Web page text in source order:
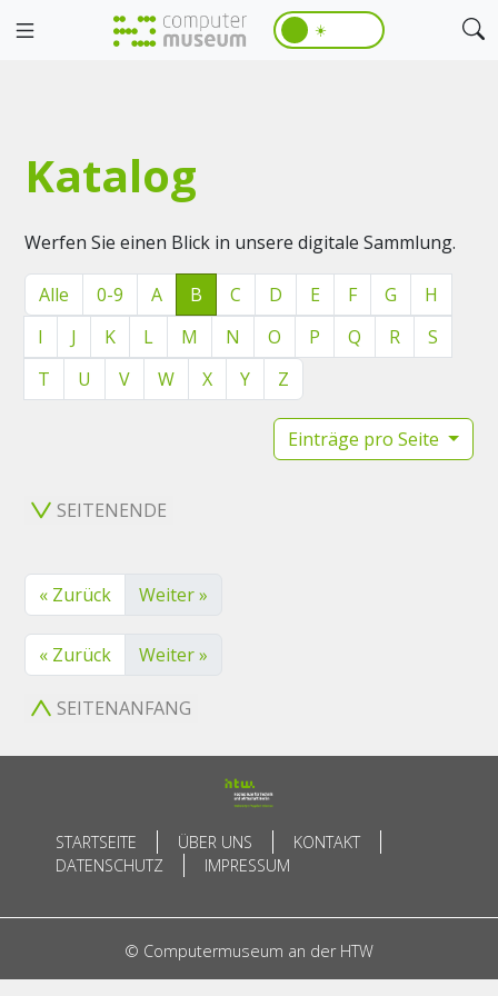
☀️
Katalog
Werfen Sie einen Blick in unsere digitale Sammlung.
Alle 0-9 A B C D E F G
H
I
J K L M N O P Q R
S
T
U V W X Y Z
Einträge pro Seite
SEITENENDE
« Zurück Weiter »
« Zurück Weiter »
SEITENANFANG
STARTSEITE ÜBER UNS
KONTAKT
DATENSCHUTZ
IMPRESSUM
© Computermuseum an der HTW